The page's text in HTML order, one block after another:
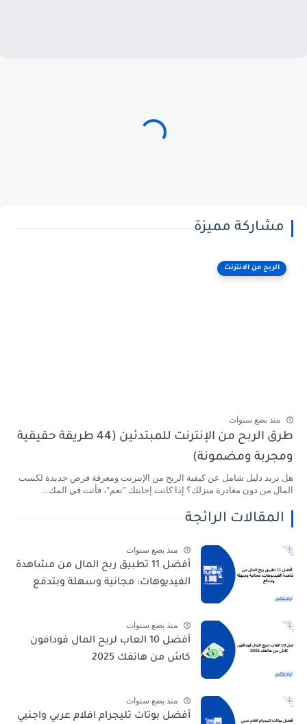
مشاركة مميزة
الربح من الانترنت
منذ بضع سنوات
طرق الربح من الإنترنت للمبتدئين (44 طريقة حقيقية
ومجربة ومضمونة)
هل تريد دليل شامل عن كيفية الربح من الإنترنت ومعرفة فرص جديدة لكسب
المال من دون مغادرة منزلك؟ إذا كانت إجابتك "نعم"، فأنت في المك...
المقالات الرائجة
منذ بضع سنوات
أفضل 11 تطبيق ربح المال من مشاهدة
الفيديوهات: مجانية وسهلة وبتدفع
منذ بضع سنوات
أفضل 10 العاب لربح المال فودافون
كاش من هاتفك 2025
منذ بضع سنوات
أفضل بوتات تليجرام افلام عربي واجنبي